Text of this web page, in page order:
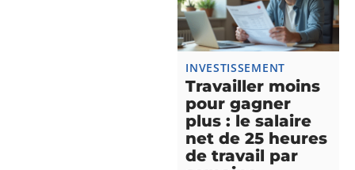
INVESTISSEMENT
Travailler moins
pour gagner
plus : le salaire
net de 25 heures
de travail par